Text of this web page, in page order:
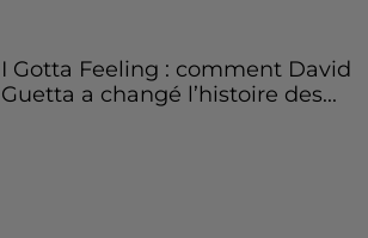
I Gotta Feeling : comment David
Guetta a changé l’histoire des...